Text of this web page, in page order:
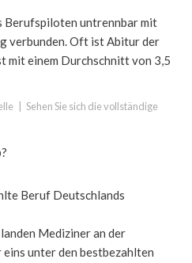
Berufspiloten untrennbar mit
verbunden. Oft ist Abitur der
mit einem Durchschnitt von 3,5
Sehen Sie sich die vollständige
Beruf Deutschlands
Mediziner an der
unter den bestbezahlten